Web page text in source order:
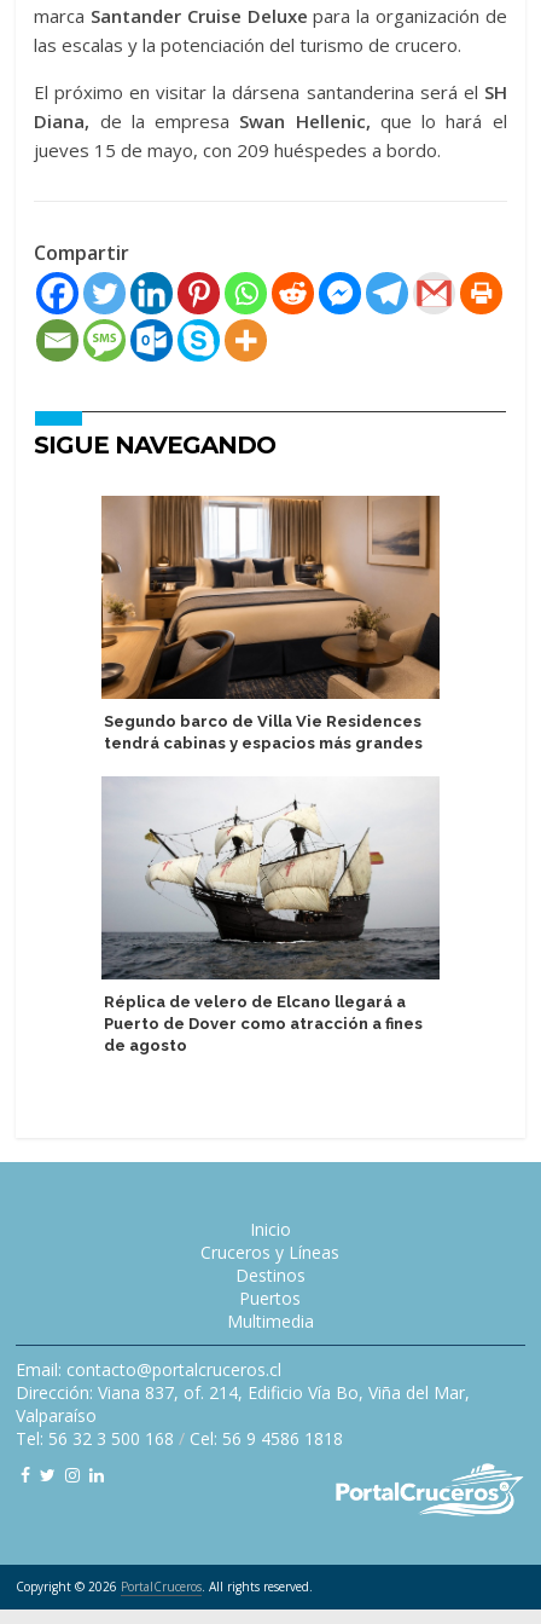
marca Santander Cruise Deluxe para la organización de
las escalas y la potenciación del turismo de crucero.
El próximo en visitar la dársena santanderina será el SH
Diana, de la empresa Swan Hellenic, que lo hará el
jueves 15 de mayo, con 209 huéspedes a bordo.
Compartir
SIGUE NAVEGANDO
Segundo barco de Villa Vie Residences
tendrá cabinas y espacios más grandes
Réplica de velero de Elcano llegará a
Puerto de Dover como atracción a fines
de agosto
Inicio
Cruceros y Líneas
Destinos
Puertos
Multimedia
Email: contacto@portalcruceros.cl
Dirección: Viana 837, of. 214, Edificio Vía Bo, Viña del Mar,
Valparaíso
Tel: 56 32 3 500 168 / Cel: 56 9 4586 1818
Copyright © 2026 PortalCruceros. All rights reserved.